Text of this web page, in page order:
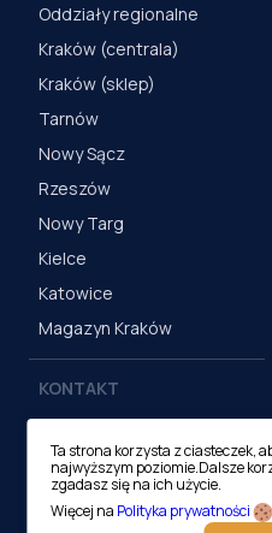
Oddziały regionalne
Kraków (centrala)
Kraków (sklep)
Tarnów
Nowy Sącz
Rzeszów
Nowy Targ
Kielce
Katowice
Magazyn Kraków
KONTAKT
ul. M. Medweckiego 17, 31-
870 Kraków
tel.:12 413 20 00
Ta strona korzysta z ciasteczek,
najwyższym poziomie.Dalsze
zgadasz się na ich użycie.
Więcej na Polityka prywatności